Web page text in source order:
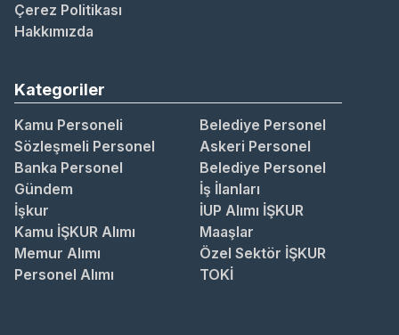
Çerez Politikası
Hakkımızda
Kategoriler
Kamu Personeli
Belediye Personel
Sözleşmeli Personel
Askeri Personel
Banka Personel
Belediye Personel
Gündem
İş İlanları
İşkur
İUP Alımı İŞKUR
Kamu İŞKUR Alımı
Maaşlar
Memur Alımı
Özel Sektör İŞKUR
Personel Alımı
TOKİ